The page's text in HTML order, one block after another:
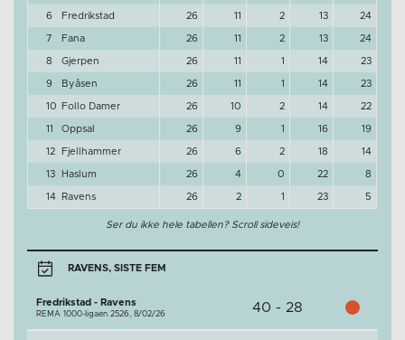
6 Fredrikstad 26 11 2 13 24
7 Fana 26 11 2 13 24
8 Gjerpen 26 11 1 14 23
9 Byåsen 26 11 1 14 23
10 Follo Damer 26 10 2 14 22
11 Oppsal 26 9 1 16 19
12 Fjellhammer 26 6 2 18 14
13 Haslum 26 4 0 22 8
14 Ravens 26 2 1 23 5
Ser du ikke hele tabellen? Scroll sideveis!
RAVENS, SISTE FEM
Fredrikstad - Ravens
REMA 1000-ligaen 2526, 8/02/26 40 - 28